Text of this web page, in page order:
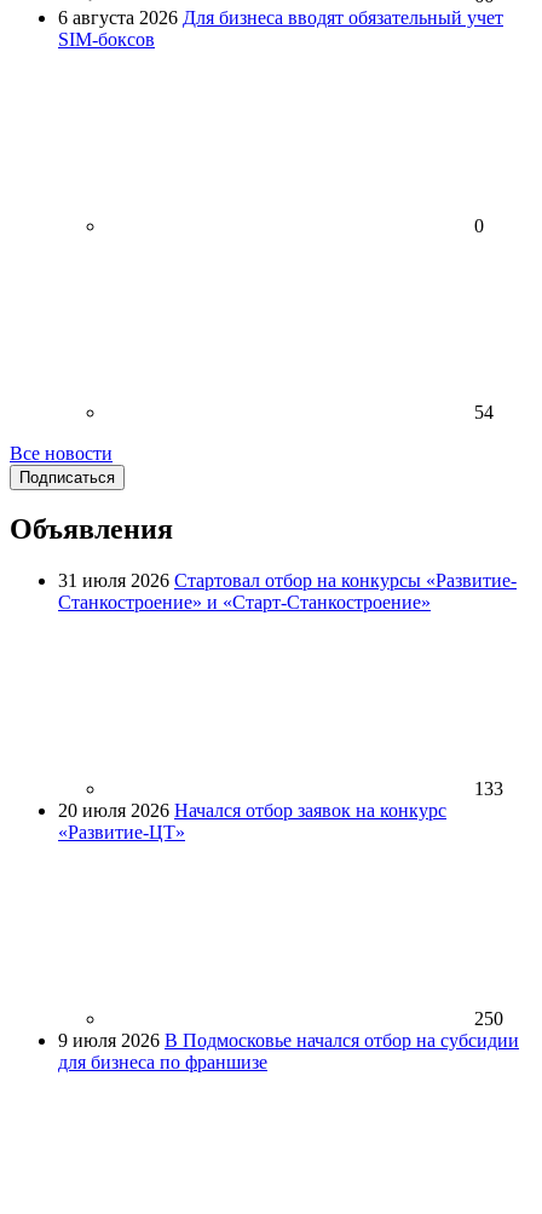
6 августа 2026 Для бизнеса вводят обязательный учет
SIM-боксов
0
54
Все новости
Подписаться
Объявления
31 июля 2026 Стартовал отбор на конкурсы «Развитие-
Станкостроение» и «Старт-Станкостроение»
133
20 июля 2026 Начался отбор заявок на конкурс
«Развитие-ЦТ»
250
9 июля 2026 В Подмосковье начался отбор на субсидии
для бизнеса по франшизе